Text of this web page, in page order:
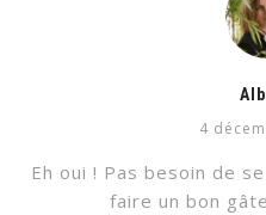
4
Eh oui ! Pas besoin de
faire un bon